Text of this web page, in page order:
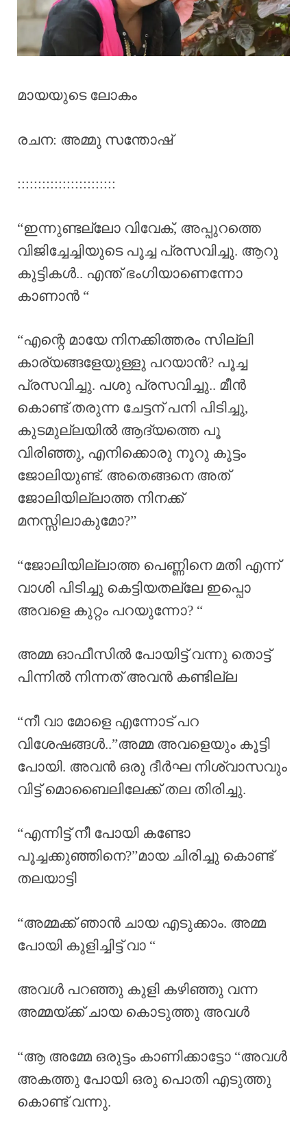
മായയുടെ ലോകം
രചന: അമ്മു സന്തോഷ്
::::::::::::::::::::::::
“ഇന്നുണ്ടല്ലോ വിവേക്, അപ്പുറത്തെ
വിജിച്ചേച്ചിയുടെ പൂച്ച പ്രസവിച്ചു. ആറു
കുട്ടികൾ.. എന്ത് ഭംഗിയാണെന്നോ
കാണാൻ “
“എന്റെ മായേ നിനക്കിത്തരം സില്ലി
കാര്യങ്ങളേയുള്ളു പറയാൻ? പൂച്ച
പ്രസവിച്ചു. പശു പ്രസവിച്ചു.. മീൻ
കൊണ്ട് തരുന്ന ചേട്ടന് പനി പിടിച്ചു,
കുടമുല്ലയിൽ ആദ്യത്തെ പൂ
വിരിഞ്ഞു, എനിക്കൊരു നൂറു കൂട്ടം
ജോലിയുണ്ട്. അതെങ്ങനെ അത്
ജോലിയില്ലാത്ത നിനക്ക്
മനസ്സിലാകുമോ?”
“ജോലിയില്ലാത്ത പെണ്ണിനെ മതി എന്ന്
വാശി പിടിച്ചു കെട്ടിയതല്ലേ ഇപ്പൊ
അവളെ കുറ്റം പറയുന്നോ? “
അമ്മ ഓഫീസിൽ പോയിട്ട് വന്നു തൊട്ട്
പിന്നിൽ നിന്നത് അവൻ കണ്ടില്ല
“നീ വാ മോളെ എന്നോട് പറ
വിശേഷങ്ങൾ..”അമ്മ അവളെയും കൂട്ടി
പോയി. അവൻ ഒരു ദീർഘ നിശ്വാസവും
വിട്ട് മൊബൈലിലേക്ക് തല തിരിച്ചു.
“എന്നിട്ട് നീ പോയി കണ്ടോ
പൂച്ചക്കുഞ്ഞിനെ?”മായ ചിരിച്ചു കൊണ്ട്
തലയാട്ടി
“അമ്മക്ക് ഞാൻ ചായ എടുക്കാം. അമ്മ
പോയി കുളിച്ചിട്ട് വാ “
അവൾ പറഞ്ഞു കുളി കഴിഞ്ഞു വന്ന
അമ്മയ്ക്ക് ചായ കൊടുത്തു അവൾ
“ആ അമ്മേ ഒരുട്ടം കാണിക്കാട്ടോ “അവൾ
അകത്തു പോയി ഒരു പൊതി എടുത്തു
കൊണ്ട് വന്നു.